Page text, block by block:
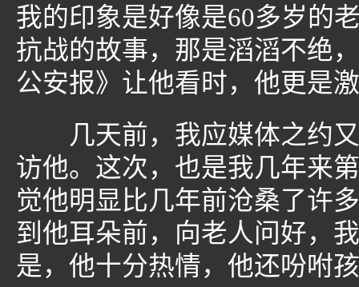
我的印象是好像是60多岁的
抗战的故事，那是滔滔不绝
公安报》让他看时，他更是
几天前，我应媒体之约又
访他。这次，也是我几年来
觉他明显比几年前沧桑了许
到他耳朵前，向老人问好，
是，他十分热情，他还吩咐